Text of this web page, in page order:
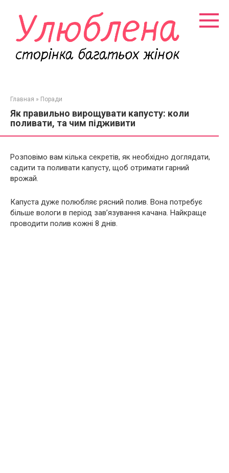
контенту
Главная » Поради
Як правильно вирощувати капусту: коли
поливати, та чим підживити
Розповімо вам кілька секретів, як необхідно доглядати,
садити та поливати капусту, щоб отримати гарний
врожай.
Капуста дуже полюбляє рясний полив. Вона потребує
більше вологи в період зав’язування качана. Найкраще
проводити полив кожні 8 днів.